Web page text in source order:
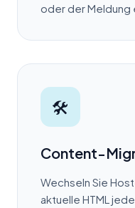
oder der Meldung
🛠
Content-
Wechseln Sie
aktuelle HTML